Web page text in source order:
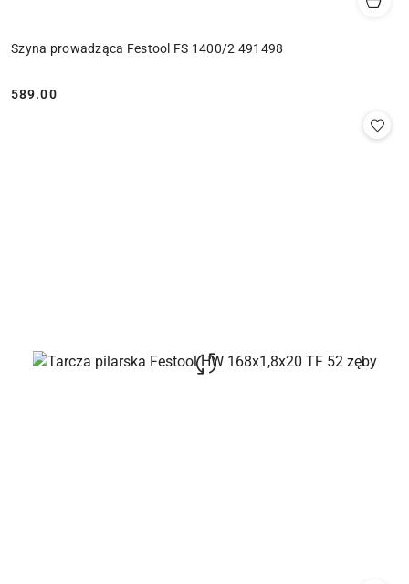
Szyna prowadząca Festool FS 1400/2 491498
Cena:
589.00